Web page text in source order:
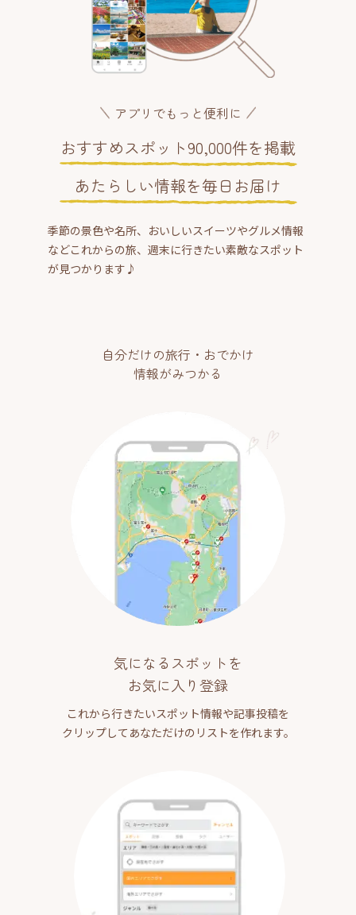
アプリでもっと便利に
おすすめスポット90,000件を掲載
あたらしい情報を毎日お届け
季節の景色や名所、おいしいスイーツやグルメ情報
などこれからの旅、週末に行きたい素敵なスポット
が見つかります♪
自分だけの旅行・おでかけ
情報がみつかる
気になるスポットを
お気に入り登録
これから行きたいスポット情報や記事投稿を
クリップしてあなただけのリストを作れます。